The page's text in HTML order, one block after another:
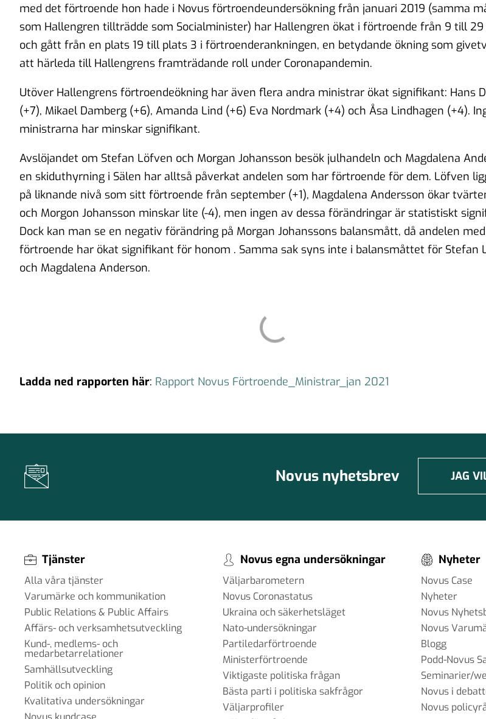
med det förtroende hon hade i Novus förtroendeundersökning från januari 2019 (samma
som Hallengren tillträdde som Socialminister) har Hallengren ökat i förtroende från 9 till
och gått från en plats 19 till plats 3 i förtroenderankningen, en betydande ökning som
att härleda till Hallengrens framträdande roll under Coronapandemin.
Utöver Hallengrens förtroendeökning har även flera andra ministrar ökat signifikant: Hans
(+7), Mikael Damberg (+6), Amanda Lind (+6) Eva Nordmark (+4) och Åsa Lindhagen (+4).
ministrarna har minskar signifikant.
Avslöjandet om Stefan Löfven och Morgan Johansson besök julhandeln och Magdalena
en skiduthyrning i Sälen har alltså påverkat andelen som har förtroende för dem. Löfven
på liknande nivå som sitt förtroende från september (+1), Magdalena Andersson ökar
och Morgon Johansson minskar lite (-4), men ingen av dessa förändringar är statistiskt
Dock kan man se en negativ förändring på Morgan Johanssons balansmått, då andelen
förtroende har ökat signifikant för honom . Samma sak syns inte i balansmåttet för Stefan
och Magdalena Anderson.
Ladda ned rapporten här: Rapport Novus Förtroende_Ministrar_jan 2021
Novus nyhetsbrev JAG
Tjänster
Alla våra tjänster
Varumärke och kommunikation
Public Relations & Public Affairs
Affärs- och verksamhetsutveckling
Kund-, medlems- och
medarbetarrelationer
Samhällsutveckling
Politik och opinion
Kvalitativa undersökningar
Novus egna undersökningar
Väljarbarometern
Novus Coronastatus
Ukraina och säkerhetsläget
Nato-undersökningar
Partiledarförtroende
Ministerförtroende
Viktigaste politiska frågan
Bästa parti i politiska sakfrågor
Väljarprofiler
Nyheter
Novus Case
Nyheter
Novus
Novus
Blogg
Podd-Novus
Seminarier/
Novus i
Novus